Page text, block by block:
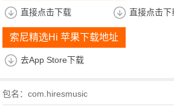
直接点击下载 直接点击下
索尼精选Hi 苹果下载地址
去App Store下载
包名：com.hiresmusic